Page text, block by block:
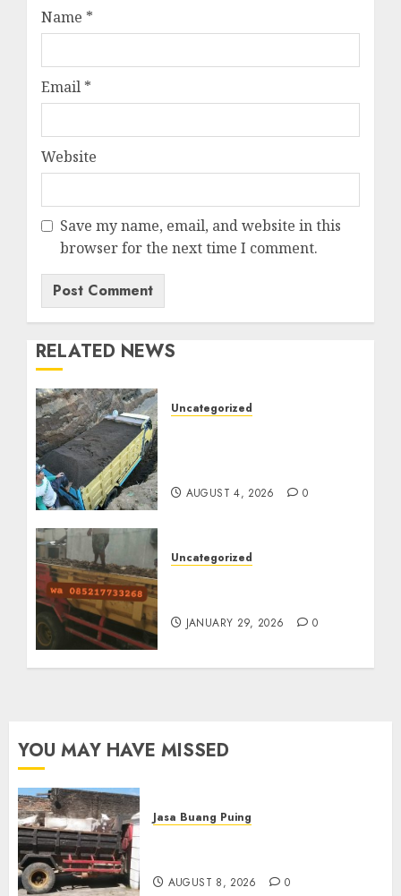
Name *
Email *
Website
Save my name, email, and website in this
browser for the next time I comment.
RELATED NEWS
Uncategorized
AUGUST 4, 2026 0
Uncategorized
JANUARY 29, 2026 0
YOU MAY HAVE MISSED
Jasa Buang Puing
AUGUST 8, 2026 0